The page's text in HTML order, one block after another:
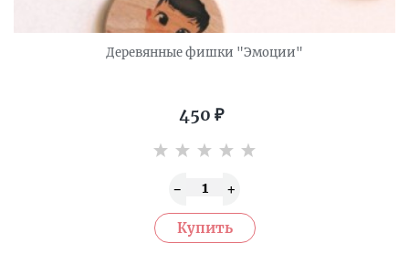
Деревянные фишки "Эмоции"
450 ₽